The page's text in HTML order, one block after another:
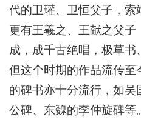
代的卫瓘、卫恒父子，索
更有王羲之、王献之父
成，成千古绝唱，极草书
但这个时期的作品流传
的碑书亦十分流行，如
公碑、东魏的李仲旋碑